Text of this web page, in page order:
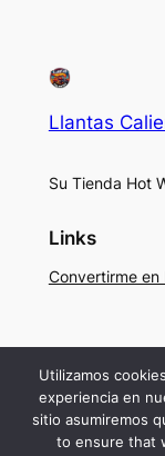
Llantas
Su Tienda Hot
Links
Convertirme en
Social
Facebook
Instagram
Utilizamos
experiencia en
sitio asumiremos
to ensure that